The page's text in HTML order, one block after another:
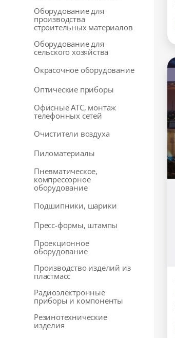
Оборудование для
производства
строительных материалов
Оборудование для
сельского хозяйства
Окрасочное оборудование
Оптические приборы
Офисные АТС, монтаж
телефонных сетей
Очистители воздуха
Пиломатериалы
Пневматическое,
компрессорное
оборудование
Подшипники, шарики
Пресс-формы, штампы
Проекционное
оборудование
Производство изделий из
пластмасс
Радиоэлектронные
приборы и компоненты
Резинотехнические
изделия